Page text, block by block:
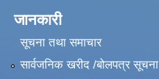
जानकारी
सूचना तथा समाचार
सार्वजनिक खरीद /बोलपत्र सूचना